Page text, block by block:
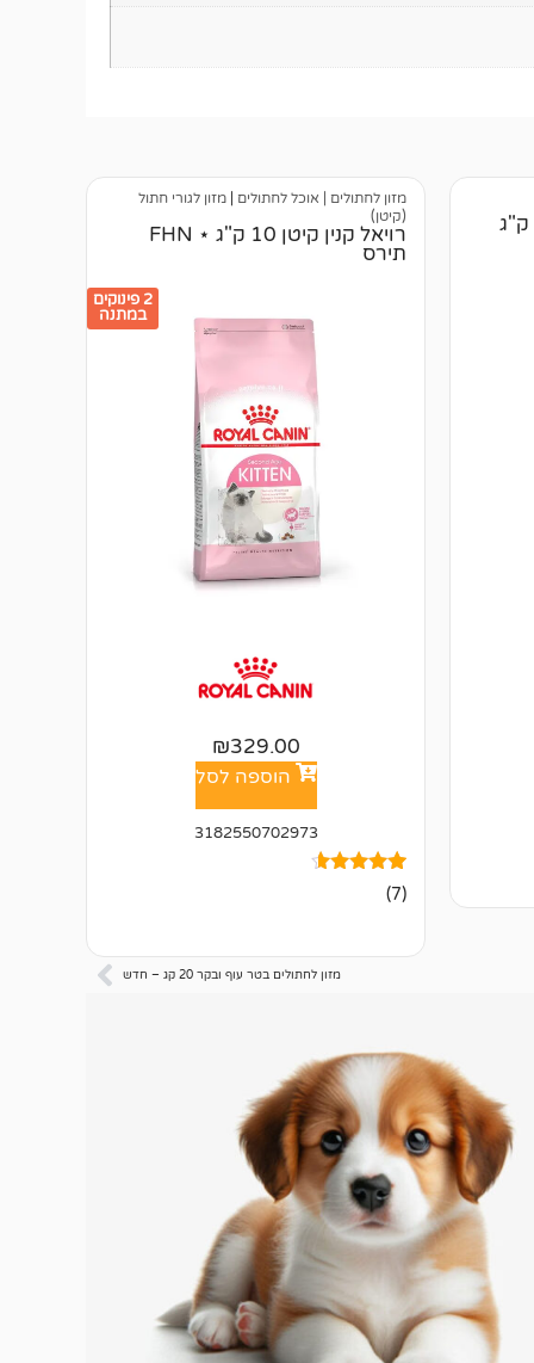
מזון לחתולים | אוכל לחתולים | מזון לגורי חתול
(קיטן)
רויאל קנין קיטן 10 ק"ג ⋆ FHN
תירס
2 פינוקים
במתנה
₪329.00
הוספה לסל
3182550702973
מדורגים
4.43
7
דירוגים של
(7)
מזון לחתולים בטר עוף ובקר 20 קג – חדש